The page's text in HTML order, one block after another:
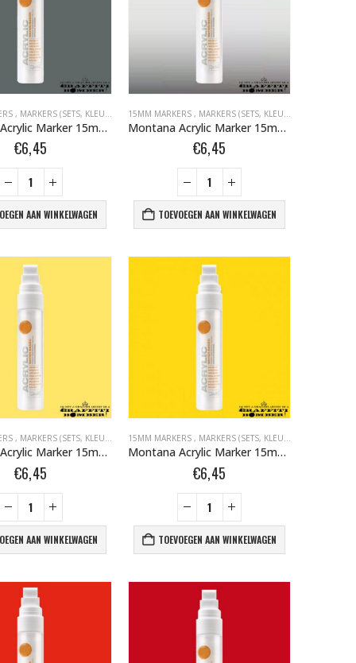
KLEUR, EMPTY),MARKERS BOMBER.NL,MONTANA ACRYLIC MARKERS BOMBER.NL
BOMBER.NL, MONTANA ACRYLIC MARKERS BOMBER.NL
, MARKERS (SETS, KLEUR, EMPTY) ,MARKERS BOMBER.NL, MONTANA ACRYLIC
Montana Acrylic Marker 15mm G7060 Gravel 323461
€6,45
AAN WINKELWAGEN
15MM MARKERS , MARKERS (SETS, KLEUR, EMPTY)
Montana Acrylic Marker 15mm M1100 Silver Matt 323423
€6,45
TOEVOEGEN AAN WINKELWAGEN
BOMBER.NL, MONTANA ACRYLIC MARKERS BOMBER.NL
, MARKERS (SETS, KLEUR, EMPTY) ,MARKERS BOMBER.NL, MONTANA ACRYLIC
Montana Acrylic Marker 15mm S1000 Yellow Light 323126
€6,45
AAN WINKELWAGEN
15MM MARKERS , MARKERS (SETS, KLEUR, EMPTY)
Montana Acrylic Marker 15mm S1010 Yellow 323133
€6,45
TOEVOEGEN AAN WINKELWAGEN